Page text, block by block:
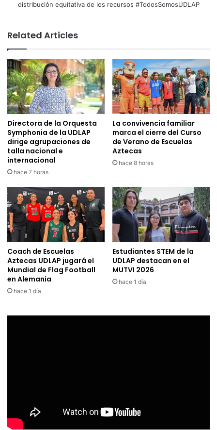
distribución equitativa de los recursos #TodosSomosUDLAP
Related Articles
Directora de la Orquesta
Symphonia de la UDLAP
dirige agrupaciones de
talla nacional e
internacional
hace 7 horas
La convivencia familiar
marca el cierre del Curso
de Verano de Escuelas
Aztecas
hace 8 horas
Coach de Escuelas
Aztecas UDLAP jugará el
Mundial de Flag Football
en Alemania
hace 1 día
Estudiantes STEM de la
UDLAP destacan en el
MUTVI 2026
hace 1 día